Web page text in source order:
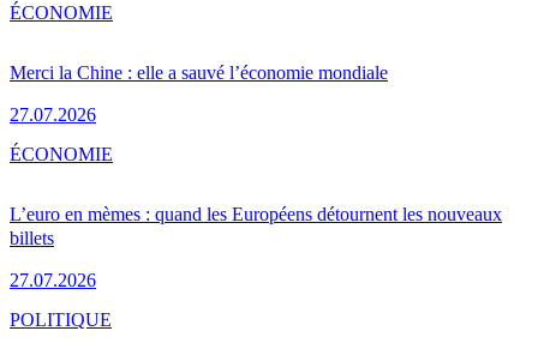
Merci la Chine : elle a sauvé l’économie mondiale
27.07.2026
ÉCONOMIE
L’euro en mèmes : quand les Européens détournent les nouveaux
billets
27.07.2026
ÉCONOMIE
POLITIQUE